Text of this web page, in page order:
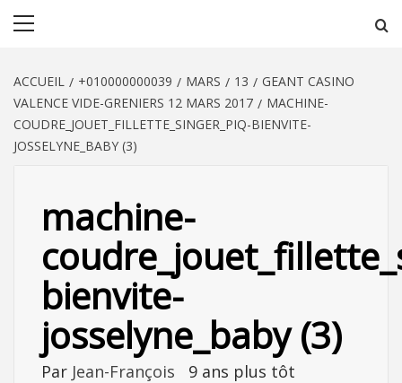
ACCUEIL +010000000039 MARS 13
GEANT CASINO
VALENCE VIDE-GRENIERS 12 MARS 2017
MACHINE-
COUDRE_JOUET_FILLETTE_SINGER_PIQ-BIENVITE-
JOSSELYNE_BABY (3)
machine-
bienvite-
josselyne_baby (3)
Par Jean-François 9 ans plus tôt